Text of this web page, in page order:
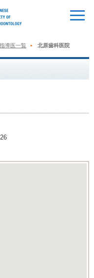
導医一覧 北原歯科医院